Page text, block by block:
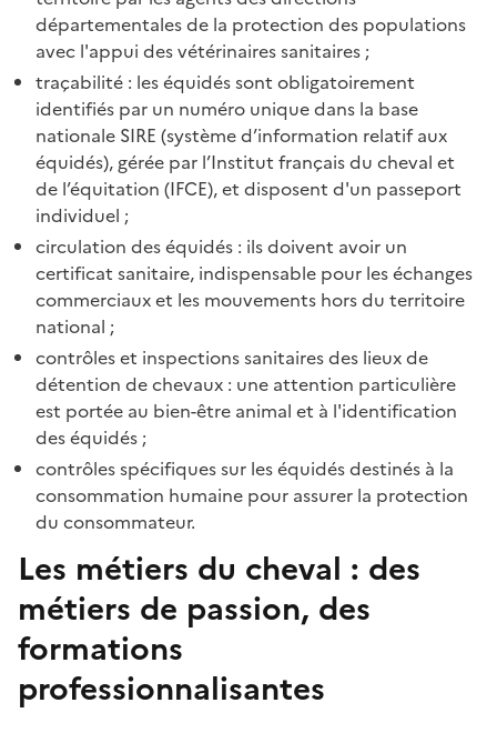
départementales de la protection des populations
avec l'appui des vétérinaires sanitaires ;
traçabilité : les équidés sont obligatoirement
identifiés par un numéro unique dans la base
nationale SIRE (système d’information relatif aux
équidés), gérée par l’Institut français du cheval et
de l’équitation (IFCE), et disposent d'un passeport
individuel ;
circulation des équidés : ils doivent avoir un
certificat sanitaire, indispensable pour les échanges
commerciaux et les mouvements hors du territoire
national ;
contrôles et inspections sanitaires des lieux de
détention de chevaux : une attention particulière
est portée au bien-être animal et à l'identification
des équidés ;
contrôles spécifiques sur les équidés destinés à la
consommation humaine pour assurer la protection
du consommateur.
Les métiers du cheval : des
métiers de passion, des
formations
professionnalisantes